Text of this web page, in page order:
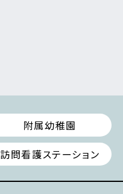
附属幼稚園
訪問看護ステーション